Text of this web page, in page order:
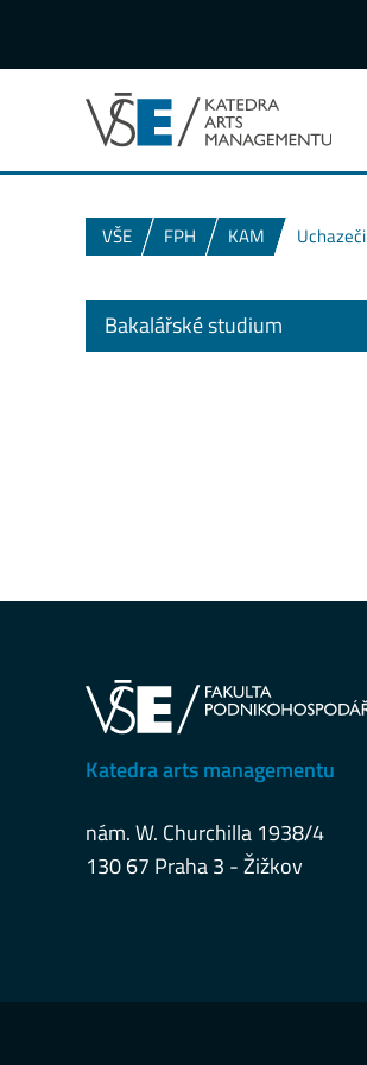
VŠE FPH KAM Uchazeči
Bakalářské studium
Katedra arts managementu
nám. W. Churchilla 1938/4
130 67 Praha 3 - Žižkov